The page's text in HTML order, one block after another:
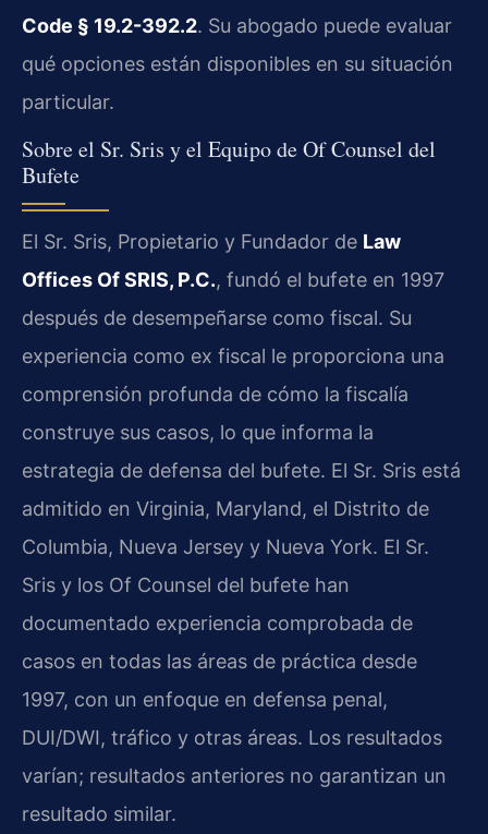
Code § 19.2-392.2. Su abogado puede evaluar
qué opciones están disponibles en su situación
particular.
Sobre el Sr. Sris y el Equipo de Of Counsel del
Bufete
El Sr. Sris, Propietario y Fundador de Law
Offices Of SRIS, P.C., fundó el bufete en 1997
después de desempeñarse como fiscal. Su
experiencia como ex fiscal le proporciona una
comprensión profunda de cómo la fiscalía
construye sus casos, lo que informa la
estrategia de defensa del bufete. El Sr. Sris está
admitido en Virginia, Maryland, el Distrito de
Columbia, Nueva Jersey y Nueva York. El Sr.
Sris y los Of Counsel del bufete han
documentado experiencia comprobada de
casos en todas las áreas de práctica desde
1997, con un enfoque en defensa penal,
DUI/DWI, tráfico y otras áreas. Los resultados
varían; resultados anteriores no garantizan un
resultado similar.